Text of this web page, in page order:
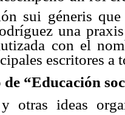
sui géneris
una
con el
escritores
de “Educación
y otras ideas